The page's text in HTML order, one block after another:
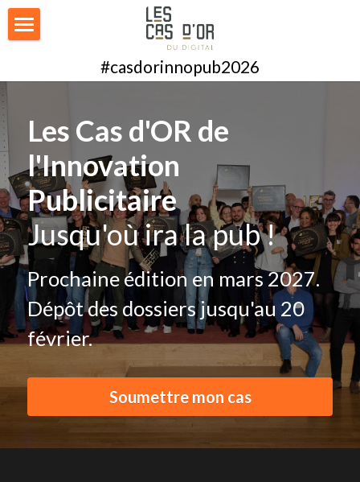
#casdorinnopub2026
Nos palmarès
Catégories
Le Jury 2026
Retroplanning
Galerie Photo 2026
Nos Awards
La boutique des Cas d'OR
Les Cas d'OR de
l'Innovation
Publicitaire
Jusqu'où ira la pub !
Prochaine édition en mars 2027.
Dépôt des dossiers jusqu'au 20
février.
Soumettre mon cas